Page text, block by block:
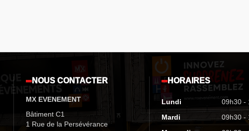
NOUS CONTACTER
MX EVENEMENT
Bâtiment C1
1 Rue de la Persévérance
HORAIRES
Lundi
09h30 -
Mardi
09h30 -